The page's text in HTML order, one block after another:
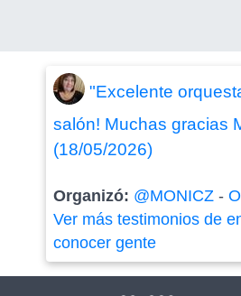
"Excelente
salón! Muchas gracias
(18/05/2026)
Organizó: @MONICZ-
Ver más testimonios de
conocer gente